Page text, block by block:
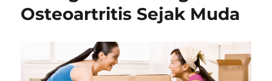
Osteoartritis Sejak Muda